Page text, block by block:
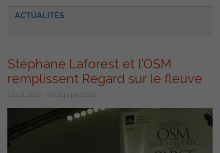
ACTUALITÉS
Stéphane Laforest et l’OSM
remplissent Regard sur le fleuve
2 août 2010 | Par Équipe CJSO